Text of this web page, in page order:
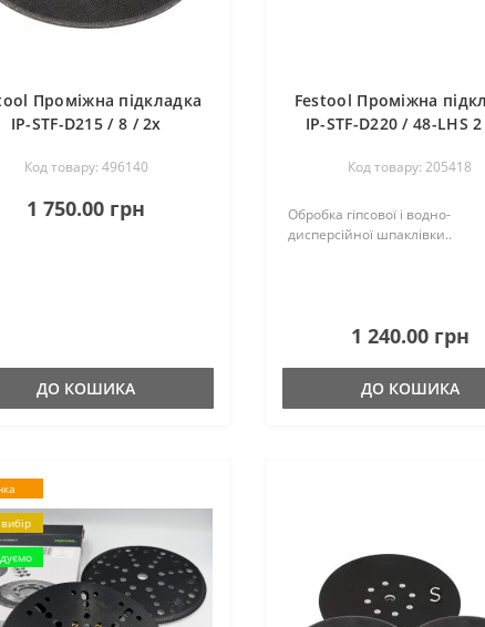
Проміжна підкладка
IP-STF-D215 / 8 / 2x
Код товару: 496140
1 750.00 грн
ДО КОШИКА
Festool Проміжна
IP-STF-D220 / 48-LHS
Код товару: 205418
Обробка гіпсової і водно-
дисперсійної шпаклівки..
1 240.00 грн
ДО КОШИКА